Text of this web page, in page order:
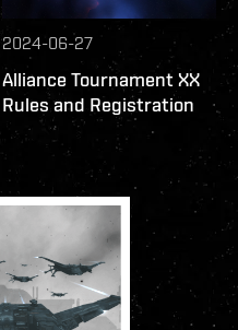
2024-06-27
Alliance Tournament XX
Rules and Registration